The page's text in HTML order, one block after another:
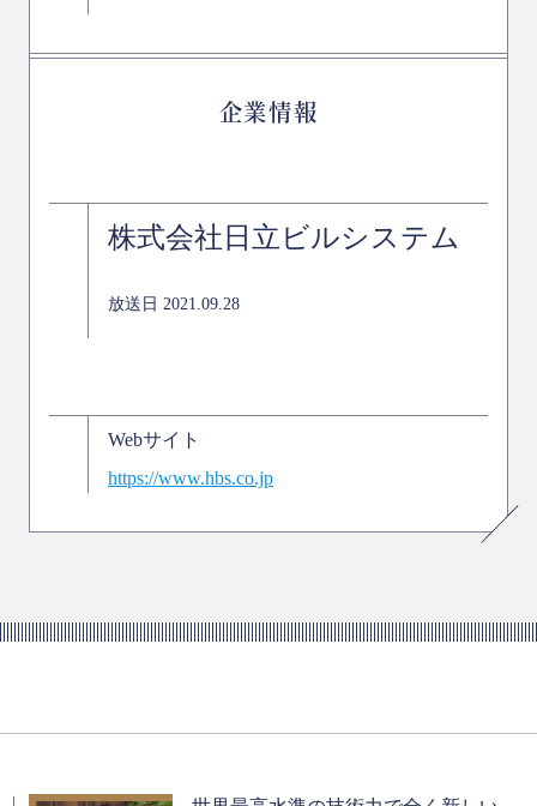
企業情報
株式会社日立ビルシステム
放送日 2021.09.28
Webサイト
https://www.hbs.co.jp